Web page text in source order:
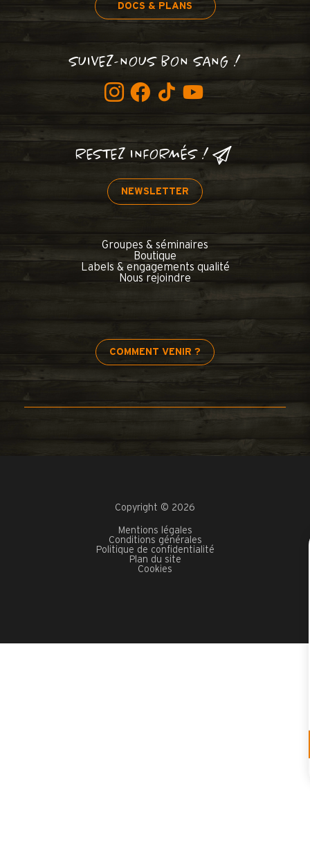
DOCS & PLANS
SUIVEZ-NOUS BON SANG !
RESTEZ INFORMÉS !
NEWSLETTER
Groupes & séminaires
Boutique
Labels & engagements qualité
Nous rejoindre
COMMENT VENIR ?
Copyright © 2026
Mentions légales
Conditions générales
Politique de confidentialité
Plan du site
Cookies